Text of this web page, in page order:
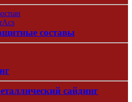
составы
сайдинг